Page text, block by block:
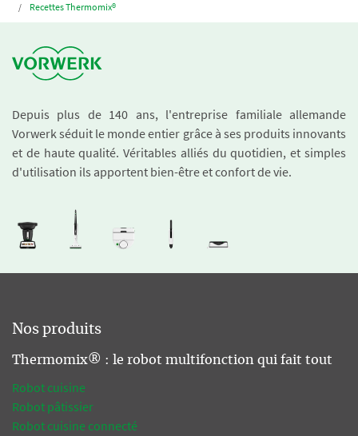
Recettes Thermomix®
Depuis plus de 140 ans, l'entreprise familiale allemande
Vorwerk séduit le monde entier grâce à ses produits innovants
et de haute qualité. Véritables alliés du quotidien, et simples
d'utilisation ils apportent bien-être et confort de vie.
Nos produits
Thermomix® : le robot multifonction qui fait tout
Robot cuisine
Robot pâtissier
Robot cuisine connecté